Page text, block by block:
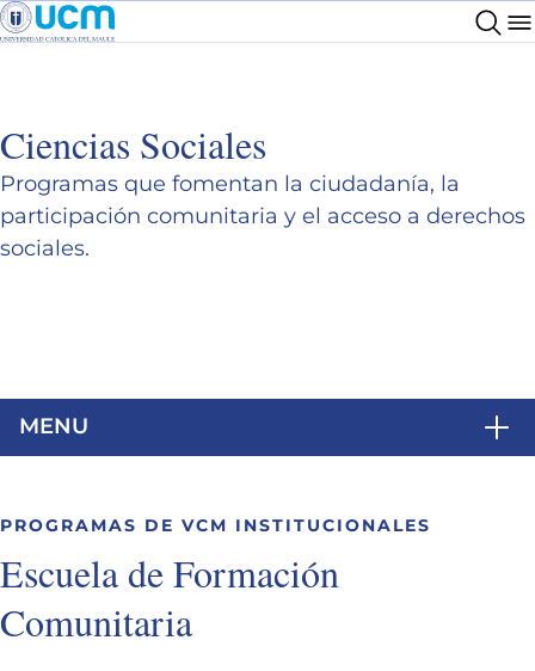
Ciencias Sociales
Programas que fomentan la ciudadanía, la
participación comunitaria y el acceso a derechos
sociales.
MENU
PROGRAMAS DE VCM INSTITUCIONALES
Escuela de Formación
Comunitaria